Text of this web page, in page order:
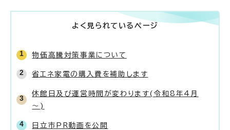
よく見られているページ
物価高騰対策事業について
省エネ家電の購入費を補助します
休館日及び運営時間が変わります(令和8年4月
～)
日立市PR動画を公開